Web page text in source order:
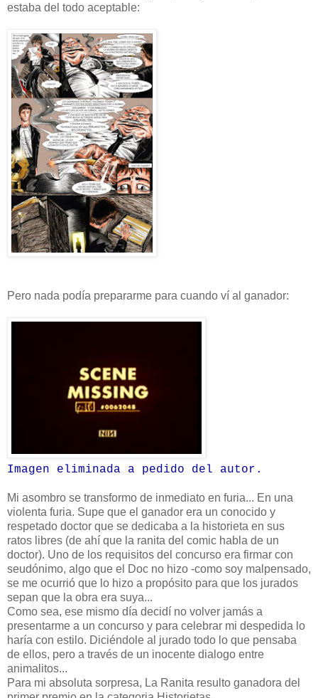
estaba del todo aceptable:
Pero nada podía prepararme para cuando ví al ganador:
Imagen eliminada a pedido del autor.
Mi asombro se transformo de inmediato en furia... En una
violenta furia. Supe que el ganador era un conocido y
respetado doctor que se dedicaba a la historieta en sus
ratos libres (de ahí que la ranita del comic habla de un
doctor). Uno de los requisitos del concurso era firmar con
seudónimo, algo que el Doc no hizo -como soy malpensado,
se me ocurrió que lo hizo a propósito para que los jurados
sepan que la obra era suya...
Como sea, ese mismo día decidí no volver jamás a
presentarme a un concurso y para celebrar mi despedida lo
haría con estilo. Diciéndole al jurado todo lo que pensaba
de ellos, pero a través de un inocente dialogo entre
animalitos...
Para mi absoluta sorpresa, La Ranita resulto ganadora del